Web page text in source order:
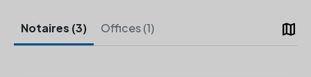
map
Notaires (3) Offices (1)